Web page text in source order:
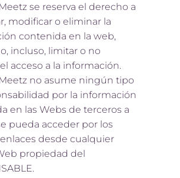
se reserva el derecho a
modificar o eliminar la
contenida en la web,
incluso, limitar o no
acceso a la información.
no asume ningún tipo
por la información
en las Webs de terceros a
pueda acceder por los
enlaces desde cualquier
propiedad del